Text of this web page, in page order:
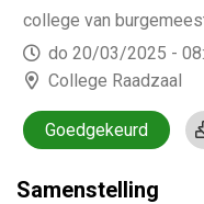
college van
do 20/03/2025 -
College Raadzaal
Goedgekeurd
Samenstelling